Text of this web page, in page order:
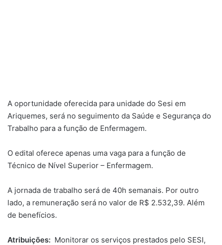
A oportunidade oferecida para unidade do Sesi em
Ariquemes, será no seguimento da Saúde e Segurança do
Trabalho para a função de Enfermagem.
O edital oferece apenas uma vaga para a função de
Técnico de Nível Superior – Enfermagem.
A jornada de trabalho será de 40h semanais. Por outro
lado, a remuneração será no valor de R$ 2.532,39. Além
de benefícios.
Atribuições: Monitorar os serviços prestados pelo SESI,